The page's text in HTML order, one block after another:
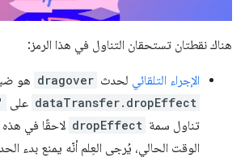
هناك نقطتان تستحقان التناول في هذا الرمز:
الإجراء التلقائي لحدث dragover هو
dataTransfer.dropEffect على
تناول سمة dropEffect لاحقًا في
الوقت الحالي، يُرجى العِلم أنّه يمنع بدء